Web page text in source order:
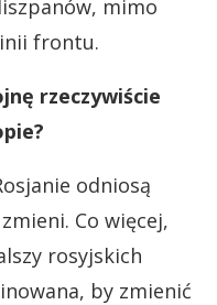
mimo
frontu.
rzeczywiście
odniosą
Co więcej,
rosyjskich
by zmienić